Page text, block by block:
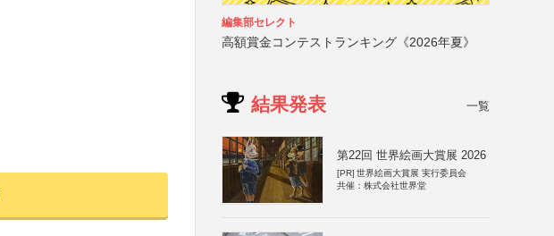
編集部セレクト
高額賞金コンテストランキング《2026年夏》
結果発表 一覧
第22回 世界絵画大賞展 2026
[PR] 世界絵画大賞展 実行委員会
共催：株式会社世界堂